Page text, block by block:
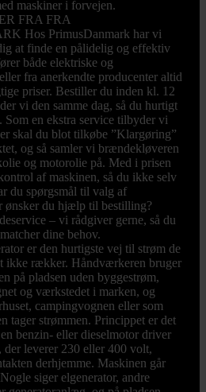
maskiner i forvejen.
FRA FRA
Hos PrimusDanmark har vi
at finde en pålidelig og effektiv
både elektriske og
fra anerkendte producenter altid
priser. Bestiller du inden kl. 12
vi den samme dag, så du hurtigt
Som en ekstra service tilbyder vi
skal du blot tilkøbe ”Klargøring”
og så samler vi brændekløveren
og motorolie på. Med i prisen
af maskinen, så du ikke selv
du spørgsmål til valg af
ønsker du hjælp til bestilling?
– vi rådgiver gerne, så du
dine behov.
er den hurtigste vej til strøm de
ikke rækker. Håndværkeren bruger
på pladsen uden byggestrøm,
og værkstedet i marken, og
campingvognen eller som
tager strømmen. Princippet er det
benzin- eller dieselmotor driver
der leverer 230 eller 400 volt,
derhjemme. Maskinen går
siger elgenerator, andre